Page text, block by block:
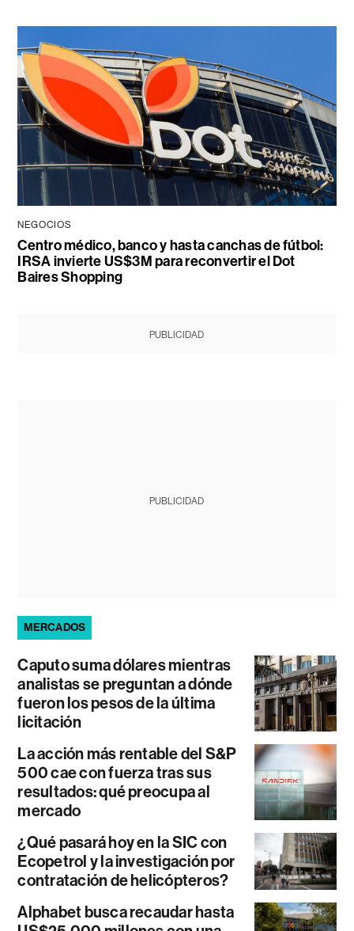
NEGOCIOS
Centro médico, banco y hasta canchas de fútbol:
IRSA invierte US$3M para reconvertir el Dot
Baires Shopping
PUBLICIDAD
PUBLICIDAD
MERCADOS
Caputo suma dólares mientras
analistas se preguntan a dónde
fueron los pesos de la última
licitación
La acción más rentable del S&P
500 cae con fuerza tras sus
resultados: qué preocupa al
mercado
¿Qué pasará hoy en la SIC con
Ecopetrol y la investigación por
contratación de helicópteros?
Alphabet busca recaudar hasta